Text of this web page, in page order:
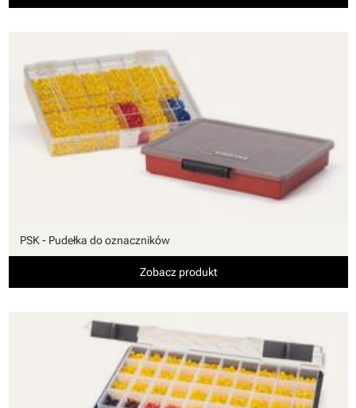
PSK - Pudełka do oznaczników
Zobacz produkt